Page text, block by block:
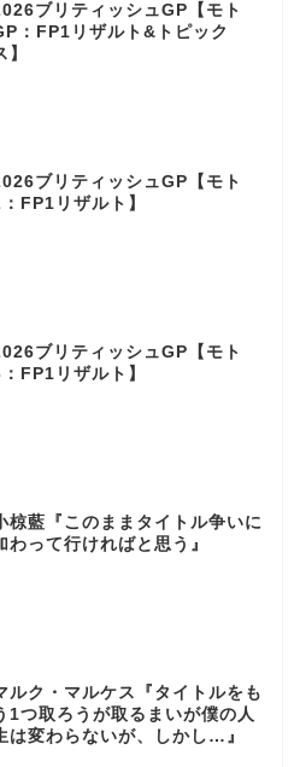
ブリティッシュGP【モト
：FP1リザルト&トピック
】
ブリティッシュGP【モト
FP1リザルト】
ブリティッシュGP【モト
FP1リザルト】
椋藍『このままタイトル争いに
わって行ければと思う』
ルク・マルケス『タイトルをも
1つ取ろうが取るまいが僕の人
は変わらないが、しかし…』